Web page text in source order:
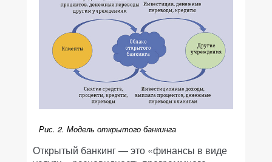
Рис. 2. Модель открытого банкинга
Открытый банкинг — это «финансы в виде